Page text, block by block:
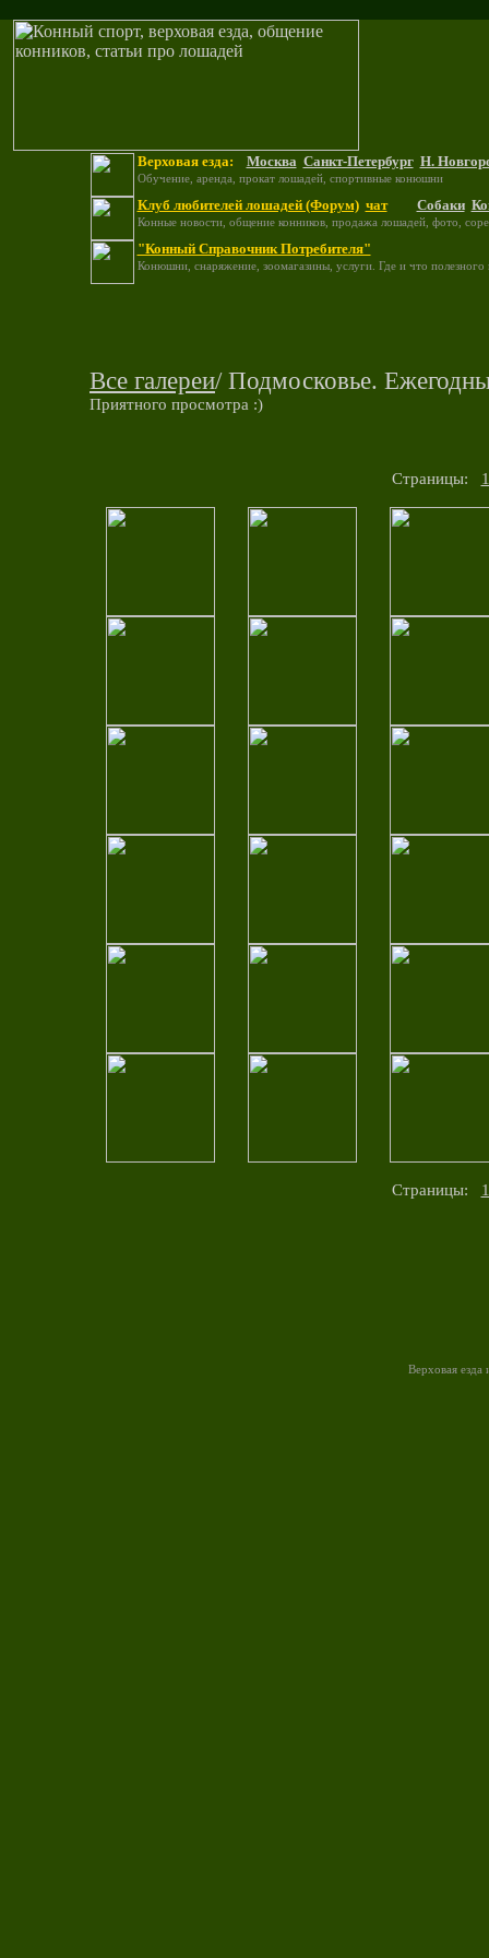
Верховая езда: Москва Санкт-Петербург Н.
Обучение, аренда, прокат лошадей, спортивные конюшни
Клуб любителей лошадей (Форум) чат Собаки
Конные новости, общение конников, продажа лошадей, фото,
"Конный Справочник Потребителя"
Конюшни, снаряжение, зоомагазины, услуги. Где и что полезного
Все галереи/ Подмосковье.
Приятного просмотра :)
Страницы: 1
Страницы: 1
Верховая